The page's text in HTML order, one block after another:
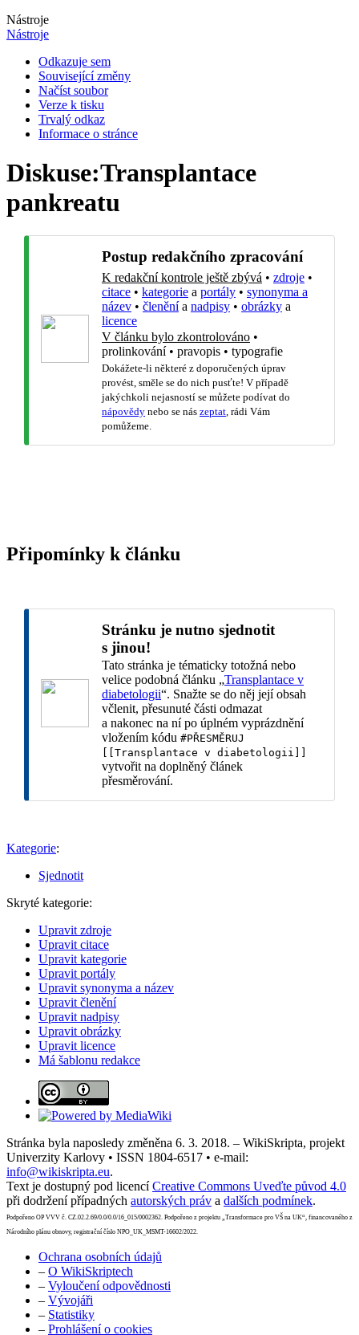
Nástroje
Nástroje
Odkazuje sem
Související změny
Načíst soubor
Verze k tisku
Trvalý odkaz
Informace o stránce
Diskuse:Transplantace
pankreatu
Postup redakčního zpracování
K redakční kontrole ještě zbývá • zdroje •
citace • kategorie a portály • synonyma a
název • členěnía nadpisy • obrázky a
licence
V článku bylo zkontrolováno •
prolinkování• pravopis • typografie
Dokážete-li některé z doporučených úprav
provést, směle se do nich pusťte! V případě
jakýchkoli nejasností se můžete podívat do
nápovědy nebo se nás zeptat , rádi Vám
pomůžeme.
Připomínky k článku
Stránku je nutno sjednotit
s jinou!
Tato stránka je tématicky totožná nebo
velice podobná článku „Transplantace v
diabetologii“. Snažte se do něj její obsah
včlenit, přesunuté části odmazat
a nakonec na ní po úplném vyprázdnění
vložením kódu #PŘESMĚRUJ
[[Transplantace v diabetologii]]
vytvořit na doplněný článek
přesměrování.
Kategorie:
Sjednotit
Skryté kategorie:
Upravit zdroje
Upravit citace
Upravit kategorie
Upravit portály
Upravit synonyma a název
Upravit členění
Upravit nadpisy
Upravit obrázky
Upravit licence
Má šablonu redakce
Stránka byla naposledy změněna 6. 3. 2018. – WikiSkripta, projekt
Univerzity Karlovy • ISSN 1804-6517 • e-mail:
info@wikiskripta.eu.
Text je dostupný pod licencíCreative Commons Uveďte původ 4.0
při dodržení případných autorských práv a dalších podmínek.
Podpořeno OP VVV č. CZ.02.2.69/0.0/0.0/16_015/0002362. Podpořeno z projektu „Transformace pro VŠ na UK“, financovaného z
Národního plánu obnovy, registrační číslo NPO_UK_MSMT-16602/2022.
Ochrana osobních údajů
– O WikiSkriptech
– Vyloučení odpovědnosti
– Vývojáři
– Statistiky
– Prohlášení o cookies